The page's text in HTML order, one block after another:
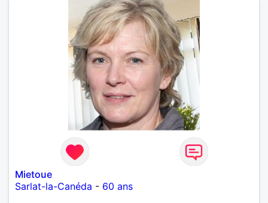
Mietoue
Sarlat-la-Canéda - 60 ans